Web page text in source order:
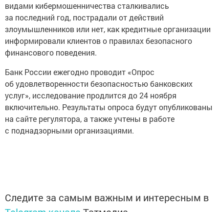
видами кибермошенничества сталкивались
за последний год, пострадали от действий
злоумышленников или нет, как кредитные организации
информировали клиентов о правилах безопасного
финансового поведения.
Банк России ежегодно проводит «Опрос
об удовлетворенности безопасностью банковских
услуг», исследование продлится до 24 ноября
включительно. Результаты опроса будут опубликованы
на сайте регулятора, а также учтены в работе
с поднадзорными организациями.
Следите за самым важным и интересным в